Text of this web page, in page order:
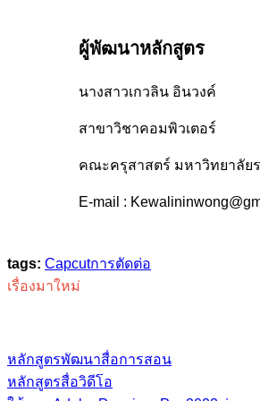
ผู้พัฒนาหลักสูตร
นางสาวเกวลิน อินวงค์
สาขาวิชาคอมพิวเตอร์
คณะครุสาสตร์ มหาวิทยาลัย
E-mail :
tags: Capcutการตัดต่อ
เรื่องมาใหม่
หลักสูตรพัฒนาสื่อการสอน
หลักสูตรสื่อวิดีโอ